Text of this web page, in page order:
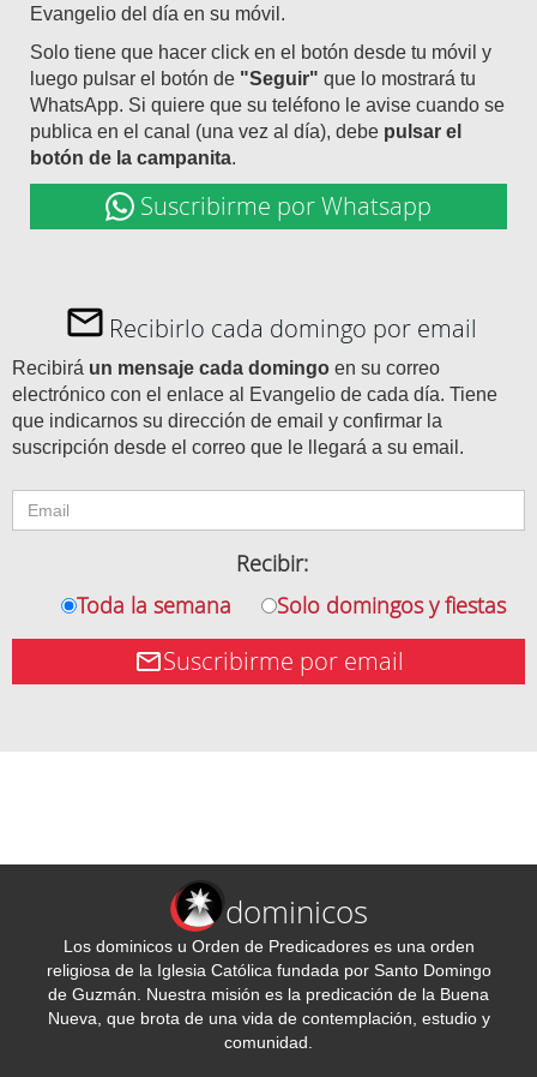
Evangelio del día en su móvil.
Solo tiene que hacer click en el botón desde tu móvil y
luego pulsar el botón de "Seguir" que lo mostrará tu
WhatsApp. Si quiere que su teléfono le avise cuando se
publica en el canal (una vez al día), debe pulsar el
botón de la campanita.
Suscribirme por Whatsapp
Recibirlo cada domingo por email
Recibirá un mensaje cada domingo en su correo
electrónico con el enlace al Evangelio de cada día. Tiene
que indicarnos su dirección de email y confirmar la
suscripción desde el correo que le llegará a su email.
Recibir:
Toda la semana
Solo domingos y fiestas
Suscribirme por email
dominicos
Los dominicos u Orden de Predicadores es una orden
religiosa de la Iglesia Católica fundada por Santo Domingo
de Guzmán. Nuestra misión es la predicación de la Buena
Nueva, que brota de una vida de contemplación, estudio y
comunidad.